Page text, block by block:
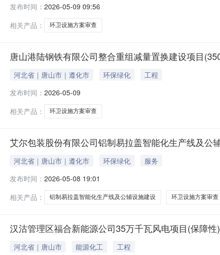
发布时间： 2026-05-09 09:56
相关产品：
环卫设施方案审查
唐山港陆钢铁有限公司整合重组减量置换建设项目
河北省｜唐山市｜遵化市 环保绿化
工程
发布时间： 2026-05-09
相关产品：
环卫设施方案审查
艾尔包装股份有限公司铝制易拉盖智能化生产线及公
河北省｜唐山市｜遵化市 环保绿化
服务
发布时间： 2026-05-08 19:01
相关产品：
铝制易拉盖智能化生产线及公辅设施建设 环卫设施方案审查
汉沽管理区福合新能源公司35万千瓦风电项目(保障
河北省｜唐山市 能源化工
工程